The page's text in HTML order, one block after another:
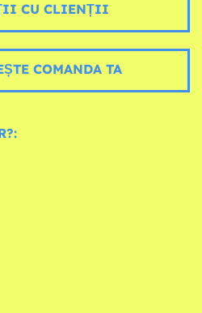
CU CLIENȚII
COMANDA TA